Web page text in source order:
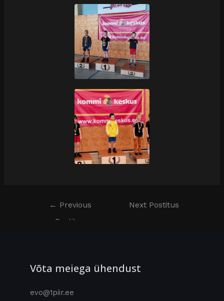
← Previous
Postitus
Next Postitus
Võta meiega ühendust
evo@1piir.ee